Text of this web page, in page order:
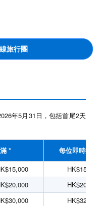
旅行團
年5月31日，包括首尾2天
*
每位即時折扣
HK$150
HK$200
HK$320